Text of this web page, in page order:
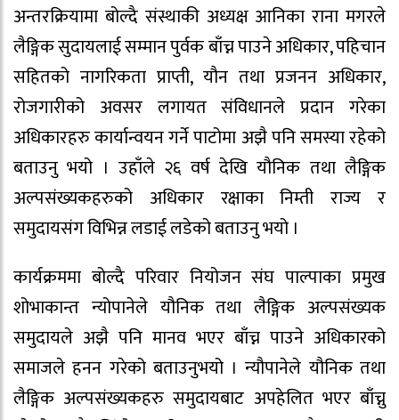
अन्तरक्रियामा बोल्दै संस्थाकी अध्यक्ष आनिका राना मगरले
लैङ्गिक सुदायलाई सम्मान पुर्वक बाँच्न पाउने अधिकार, पहिचान
सहितको नागरिकता प्राप्ती, यौन तथा प्रजनन अधिकार,
रोजगारीको अवसर लगायत संविधानले प्रदान गरेका
अधिकारहरु कार्यान्वयन गर्ने पाटोमा अझै पनि समस्या रहेको
बताउनु भयो । उहाँले २६ वर्ष देखि यौनिक तथा लैङ्गिक
अल्पसंख्यकहरुको अधिकार रक्षाका निम्ती राज्य र
समुदायसंग विभिन्न लडाई लडेको बताउनु भयो ।
कार्यक्रममा बोल्दै परिवार नियोजन संघ पाल्पाका प्रमुख
शोभाकान्त न्योपानेले यौनिक तथा लैङ्गिक अल्पसंख्यक
समुदायले अझै पनि मानव भएर बाँच्न पाउने अधिकारको
समाजले हनन गरेको बताउनुभयो । न्यौपानेले यौनिक तथा
लैङ्गिक अल्पसंख्यकहरु समुदायबाट अपहेलित भएर बाँच्नु